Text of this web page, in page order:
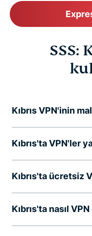
SSS:
Kıbrıs VPN'inin
Kıbrıs'ta VPN'ler
Kıbrıs'ta ücretsiz
Kıbrıs'ta nasıl